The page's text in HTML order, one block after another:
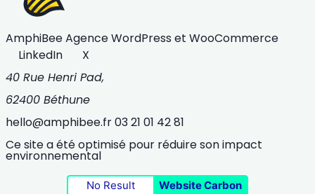
AmphiBeeAgence WordPress et WooCommerce
LinkedIn
X
40 Rue Henri Pad,
62400 Béthune
hello@amphibee.fr03 21 01 42 81
Ce site a été optimisé pour réduire son impact
environnemental
No Result Website Carbon